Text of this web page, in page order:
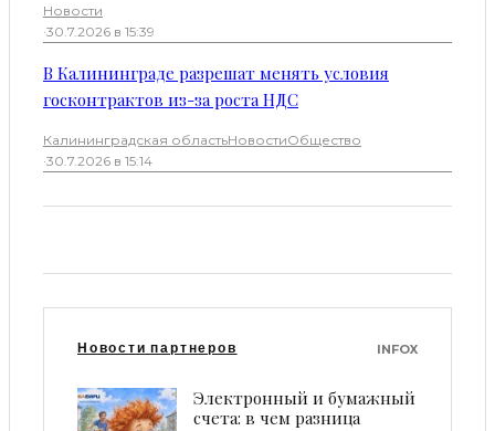
Новости
·30.7.2026 в 15:39
В Калининграде разрешат менять условия
госконтрактов из-за роста НДС
Калининградская областьНовостиОбщество
·30.7.2026 в 15:14
Новости партнеров INFOX
Электронный и бумажный
счета: в чем разница